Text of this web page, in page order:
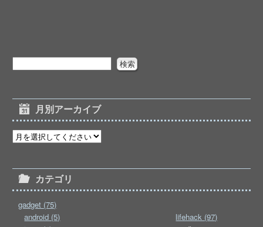
月別アーカイブ
カテゴリ
gadget (75)
android (5)
lifehack (97)